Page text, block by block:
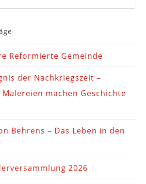
Reformierte Gemeinde
der Nachkriegszeit –
machen Geschichte
Behrens – Das Leben in den
2026